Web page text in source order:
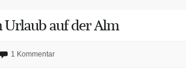
Urlaub auf der Alm
1 Kommentar